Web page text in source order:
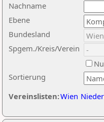
Nachname
Ebene
Sortierung
Bundesland
Spgem./Kreis/Verein
Vereinslisten:Wien